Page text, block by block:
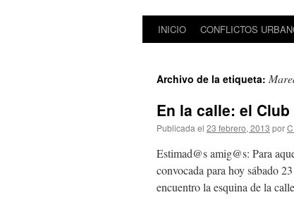
Saltar
contenido
INICIO CONFLICTOS
Archivo de la etiqueta:
En la calle: el
Publicada el 23 febrero, 2013 por
Estimad@s amig@s: Para
convocada para hoy sábado
encuentro la esquina de la